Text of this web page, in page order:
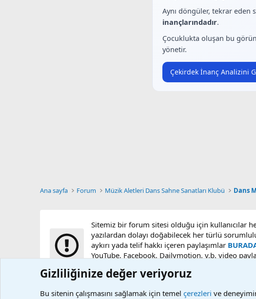
Aynı döngüler, tekrar eden
inançlarındadır.
Çocuklukta oluşan bu
yönetir.
Çekirdek İnanç Analizini
Ana sayfa Forum Müzik Aletleri Dans Sahne Sanatları Klubü Dans
Sitemiz bir forum sitesi olduğu için kullanıcılar
yazılardan dolayı doğabilecek her türlü
aykırı yada telif hakkı içeren paylaşımlar
YouTube, Facebook, Dailymotion, v.b. video
Gizliliğinize değer veriyoruz
Bu sitenin çalışmasını sağlamak için temel çerezleri ve